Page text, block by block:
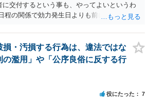
に交付するという事も、やってよいというわ
程の関係で効力発生日よりも前に交付したか
るに越したことはないですが、卒業式の日程
例として定められることが多いですし、学籍
異なるようですから、そのこと自体に特に問
一、効力発生日より前に、その効力が無効と
したら、その証明書は効力を発生する事な
されるということですね？ そう考えるのが
卒業証書自体は、通常記載されている内容
損・汚損する行為は、違法ではな
の濫用」や「公序良俗に反する行
役にたった 7